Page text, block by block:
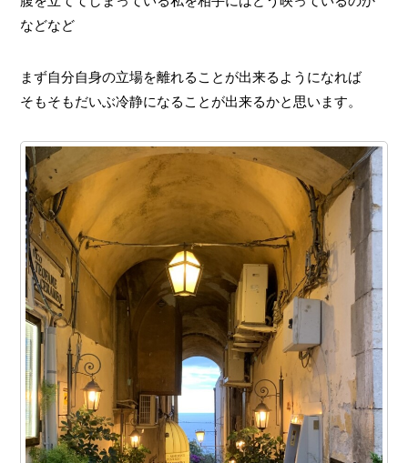
などなど
まず自分自身の立場を離れることが出来るようになれば
そもそもだいぶ冷静になることが出来るかと思います。